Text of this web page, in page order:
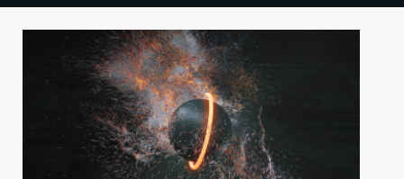
TECHBBS
HINTA.FI
KAUPPA
VAIHDA TEEMA